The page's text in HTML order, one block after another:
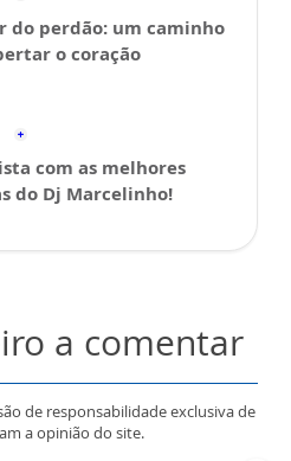
do perdão: um caminho
o coração
com as melhores
do Dj Marcelinho!
a comentar
de responsabilidade exclusiva de
a opinião do site.